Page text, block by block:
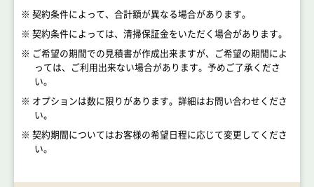
※ 契約条件によって、合計額が異なる場合があります。
※ 契約条件によっては、清掃保証金をいただく場合があります。
※ ご希望の期間での見積書が作成出来ますが、ご希望の期間によ
っては、ご利用出来ない場合があります。予めご了承くださ
い。
※ オプションは数に限りがあります。詳細はお問い合わせくださ
い。
※ 契約期間についてはお客様の希望日程に応じて変更してくださ
い。